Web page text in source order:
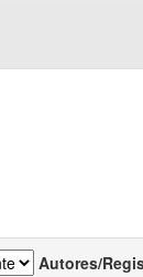
Autores/